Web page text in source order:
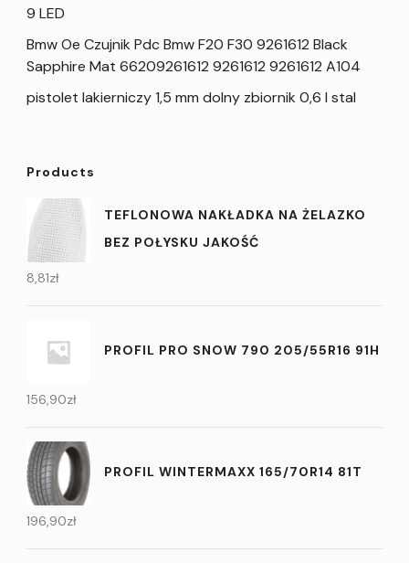
9 LED
Bmw Oe Czujnik Pdc Bmw F20 F30 9261612 Black
Sapphire Mat 66209261612 9261612 9261612 A104
pistolet lakierniczy 1,5 mm dolny zbiornik 0,6 l stal
Products
TEFLONOWA NAKŁADKA NA ŻELAZKO
BEZ POŁYSKU JAKOŚĆ
8,81zł
PROFIL PRO SNOW 790 205/55R16 91H
156,90zł
PROFIL WINTERMAXX 165/70R14 81T
196,90zł